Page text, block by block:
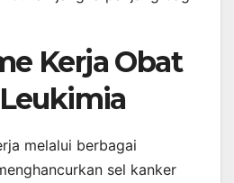
Kerja Obat
melalui berbagai
sel kanker